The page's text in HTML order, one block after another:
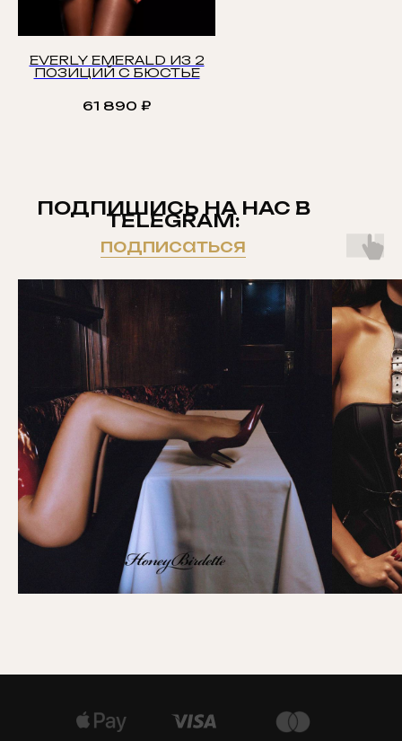
EVERLY EMERALD ИЗ 2
ПОЗИЦИЙ С БЮСТЬЕ
61 890 ₽
ПОДПИШИСЬ НА НАС В
TELEGRAM:
подписаться